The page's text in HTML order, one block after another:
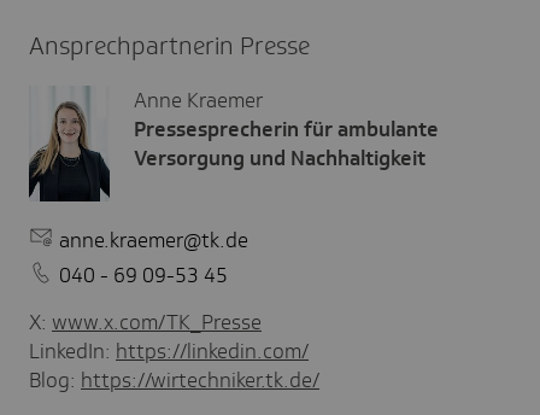
Ansprechpartnerin Presse
Anne Kraemer
Pressesprecherin für ambulante
Versorgung und Nachhaltigkeit
anne.kraemer@tk.de
040 - 69 09-53 45
X: www.x.com/TK_Presse
LinkedIn: https://linkedin.com/
Blog: https://wirtechniker.tk.de/